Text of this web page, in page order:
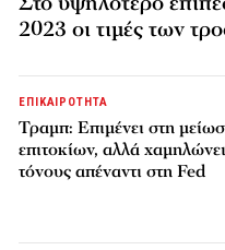
2023 οι τιμές των
ΕΠΙΚΑΙΡΟΤΗΤΑ
Τραμπ: Επιμένει στη
επιτοκίων, αλλά
τόνους απέναντι στη Fed